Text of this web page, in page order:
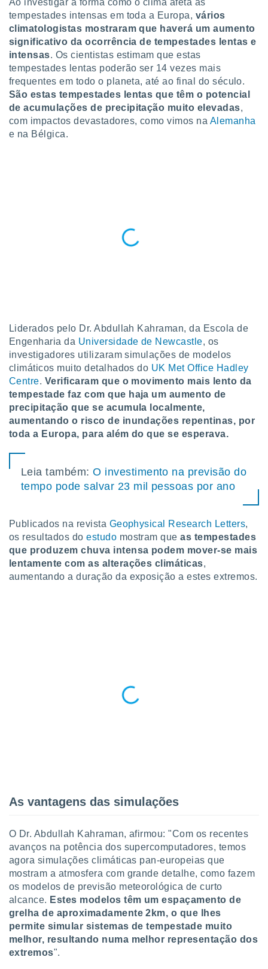
lhe
e
com
Pode
na nossa
e
a
de que
para
não
cookies
ou
de
ao
seu
ou opor-
qualquer
em “
na
Ao investigar a forma como o clima afeta as
tempestades intensas em toda a Europa, vários
climatologistas mostraram que haverá um aumento
significativo da ocorrência de tempestades lentas e
intensas. Os cientistas estimam que estas
tempestades lentas poderão ser 14 vezes mais
frequentes em todo o planeta, até ao final do século.
São estas tempestades lentas que têm o potencial
de acumulações de precipitação muito elevadas,
com impactos devastadores, como vimos na Alemanha
e na Bélgica.
Liderados pelo Dr. Abdullah Kahraman, da Escola de
Engenharia da Universidade de Newcastle, os
investigadores utilizaram simulações de modelos
climáticos muito detalhados do UK Met Office Hadley
Centre. Verificaram que o movimento mais lento da
tempestade faz com que haja um aumento de
precipitação que se acumula localmente,
aumentando o risco de inundações repentinas, por
toda a Europa, para além do que se esperava.
Leia também:O investimento na previsão do
tempo pode salvar 23 mil pessoas por ano
Publicados na revista Geophysical Research Letters,
os resultados doestudo mostram queas tempestades
que produzem chuva intensa podem mover-se mais
lentamente com as alterações climáticas,
aumentando a duração da exposição a estes extremos.
As vantagens das simulações
O Dr. Abdullah Kahraman, afirmou: "Com os recentes
avanços na potência dos supercomputadores, temos
agora simulações climáticas pan-europeias que
mostram a atmosfera com grande detalhe, como fazem
os modelos de previsão meteorológica de curto
alcance. Estes modelos têm um espaçamento de
grelha de aproximadamente 2km, o que lhes
permite simular sistemas de tempestade muito
melhor, resultando numa melhor representação dos
extremos".